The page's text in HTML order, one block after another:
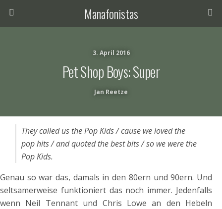
Manafonistas
3. April 2016
Pet Shop Boys: Super
Jan Reetze
They called us the Pop Kids / cause we loved the
pop hits / and quoted the best bits / so we were the
Pop Kids.
Genau so war das, damals in den 80ern und 90ern. Und
seltsamerweise funktioniert das noch immer. Jedenfalls
wenn Neil Tennant und Chris Lowe an den Hebeln